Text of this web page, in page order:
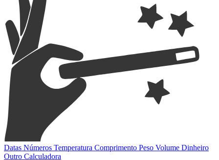
Datas Números Temperatura Comprimento Peso Volume Dinheiro
Outro Calculadora